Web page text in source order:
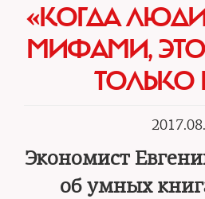
«КОГДА
МИФАМИ,
ТОЛЬКО
Экономист
об умных